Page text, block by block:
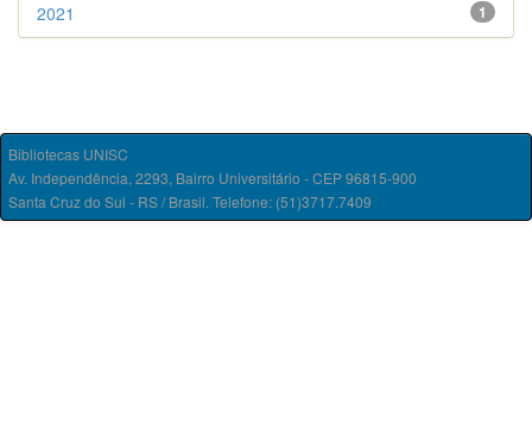
1
2021
Bibliotecas UNISC
Av. Independência, 2293, Bairro Universitário - CEP 96815-900
Santa Cruz do Sul - RS / Brasil. Telefone: (51)3717.7409